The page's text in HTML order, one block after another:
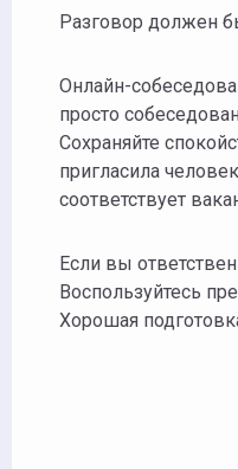
Разговор должен
Онлайн-
просто
Сохраняйте
пригласила
соответствует
Если вы
Воспользуйтесь
Хорошая